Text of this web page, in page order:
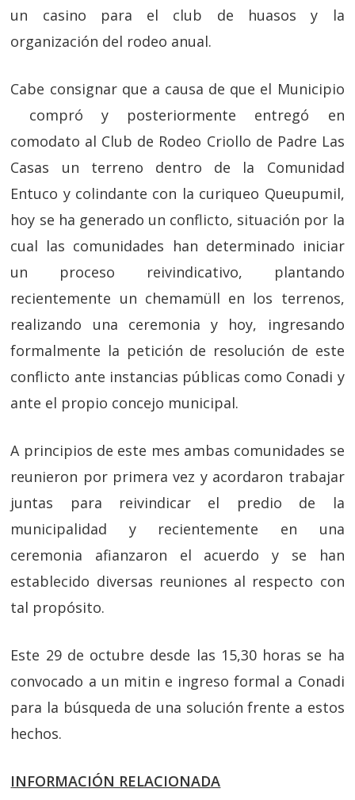
un casino para el club de huasos y la
organización del rodeo anual.
Cabe consignar que a causa de que el Municipio
compró y posteriormente entregó en
comodato al Club de Rodeo Criollo de Padre Las
Casas un terreno dentro de la Comunidad
Entuco y colindante con la curiqueo Queupumil,
hoy se ha generado un conflicto, situación por la
cual las comunidades han determinado iniciar
un proceso reivindicativo, plantando
recientemente un chemamüll en los terrenos,
realizando una ceremonia y hoy, ingresando
formalmente la petición de resolución de este
conflicto ante instancias públicas como Conadi y
ante el propio concejo municipal.
A principios de este mes ambas comunidades se
reunieron por primera vez y acordaron trabajar
juntas para reivindicar el predio de la
municipalidad y recientemente en una
ceremonia afianzaron el acuerdo y se han
establecido diversas reuniones al respecto con
tal propósito.
Este 29 de octubre desde las 15,30 horas se ha
convocado a un mitin e ingreso formal a Conadi
para la búsqueda de una solución frente a estos
hechos.
INFORMACIÓN RELACIONADA